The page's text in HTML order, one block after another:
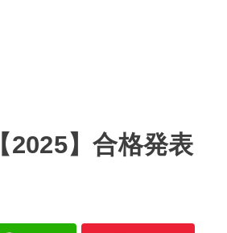
2025】合格発表